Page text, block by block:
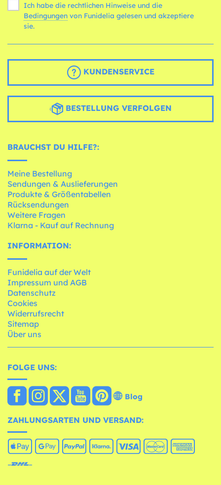
Ich habe die rechtlichen Hinweise und die
Bedingungen
sie.
KUNDENSERVICE
BESTELLUNG VERFOLGEN
BRAUCHST DU HILFE?:
Meine Bestellung
Sendungen & Auslieferungen
Produkte & Größentabellen
Rücksendungen
Weitere Fragen
Klarna - Kauf auf Rechnung
INFORMATION:
Funidelia auf der Welt
Impressum und AGB
Datenschutz
Cookies
Widerrufsrecht
Sitemap
Über uns
FOLGE UNS:
Blog
ZAHLUNGSARTEN UND VERSAND: